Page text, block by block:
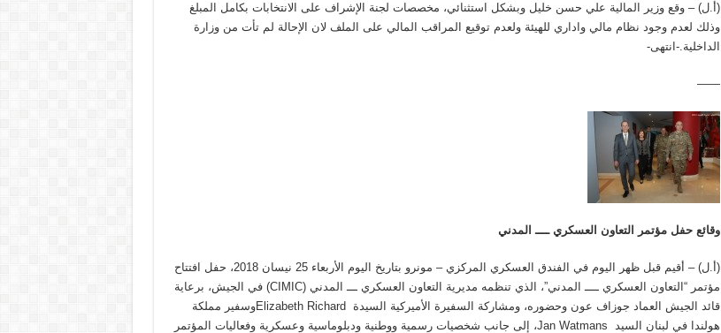
(أ.ل) – وقع وزير المالية علي حسن خليل وبشكل استثنائي، مخصصات لجنة الإشراف على الانتخابات بكامل المبلغ
وذلك لعدم وجود نظام مالي واداري للهيئة ولعدم توقيع المراقب المالي على الملف لان الإحالة لم تأت من وزارة
الداخلية.-انتهى-
——
وقائع حفل مؤتمر التعاون العسكري ــــ المدني
(أ.ل) – أقيم قبل ظهر اليوم في الفندق العسكري المركزي – مونرو بتاريخ اليوم الأربعاء 25 نيسان 2018، حفل افتتاح
مؤتمر “التعاون العسكري ــــ المدني”، الذي تنظمه مديرية التعاون العسكري ـــ المدني (CIMIC) في الجيش، برعاية
قائد الجيش العماد جوزاف عون وحضوره، ومشاركة السفيرة الأميركية السيدة Elizabeth Richardوسفير مملكة
هولندا في لبنان السيد Jan Watmans، إلى جانب شخصيات رسمية ووطنية ودبلوماسية وعسكرية وفعاليات المؤتمر